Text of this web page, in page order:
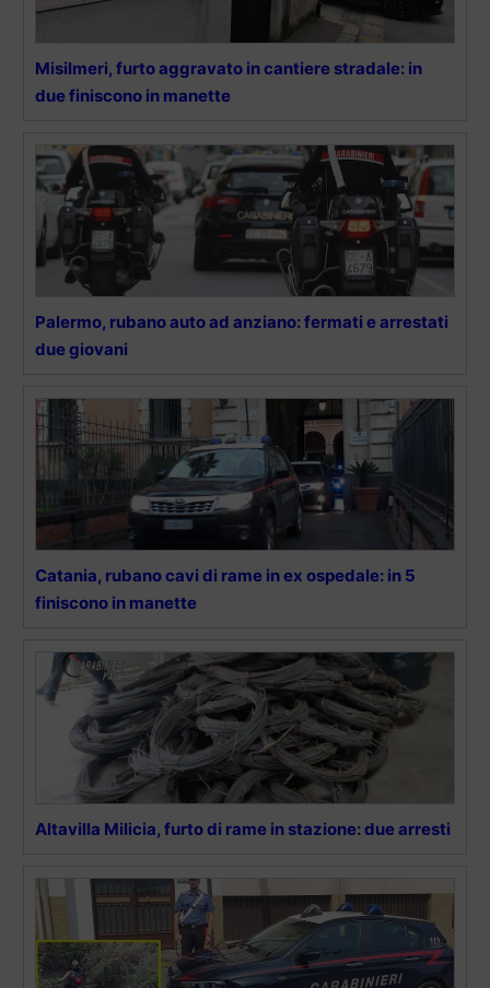
Misilmeri, furto aggravato in cantiere stradale: in
due finiscono in manette
Palermo, rubano auto ad anziano: fermati e arrestati
due giovani
Catania, rubano cavi di rame in ex ospedale: in 5
finiscono in manette
Altavilla Milicia, furto di rame in stazione: due arresti